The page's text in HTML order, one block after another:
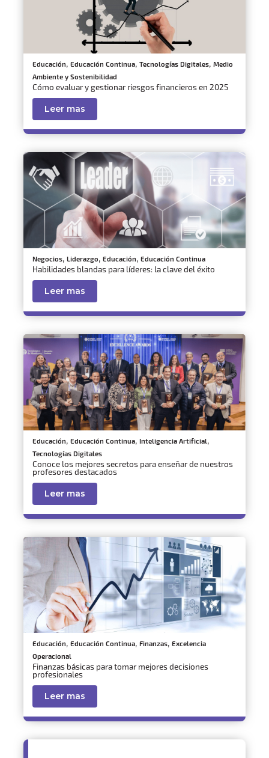
Educación, Educación Continua, Tecnologías Digitales, Medio
Ambiente y Sostenibilidad
Cómo evaluar y gestionar riesgos financieros en 2025
Leer mas
Negocios, Liderazgo, Educación, Educación Continua
Habilidades blandas para líderes: la clave del éxito
Leer mas
Educación, Educación Continua, Inteligencia Artificial,
Tecnologías Digitales
Conoce los mejores secretos para enseñar de nuestros
profesores destacados
Leer mas
Educación, Educación Continua, Finanzas, Excelencia
Operacional
Finanzas básicas para tomar mejores decisiones
profesionales
Leer mas